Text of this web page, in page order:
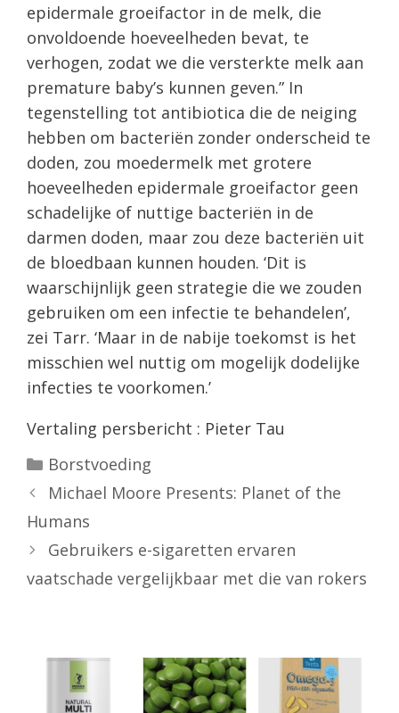
epidermale groeifactor in de melk, die
onvoldoende hoeveelheden bevat, te
verhogen, zodat we die versterkte melk aan
premature baby’s kunnen geven.” In
tegenstelling tot antibiotica die de neiging
hebben om bacteriën zonder onderscheid te
doden, zou moedermelk met grotere
hoeveelheden epidermale groeifactor geen
schadelijke of nuttige bacteriën in de
darmen doden, maar zou deze bacteriën uit
de bloedbaan kunnen houden. ‘Dit is
waarschijnlijk geen strategie die we zouden
gebruiken om een ​​infectie te behandelen’,
zei Tarr. ‘Maar in de nabije toekomst is het
misschien wel nuttig om mogelijk dodelijke
infecties te voorkomen.’
Vertaling persbericht : Pieter Tau
Categorieën
Borstvoeding
Michael Moore Presents: Planet of the
Humans
Gebruikers e-sigaretten ervaren
vaatschade vergelijkbaar met die van rokers